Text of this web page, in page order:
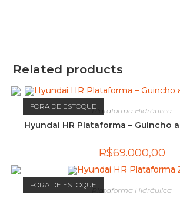
Related products
FORA DE ESTOQUE
Plataforma Hidráulica
Hyundai HR Plataforma – Guincho
R$69.000,00
FORA DE ESTOQUE
Plataforma Hidráulica